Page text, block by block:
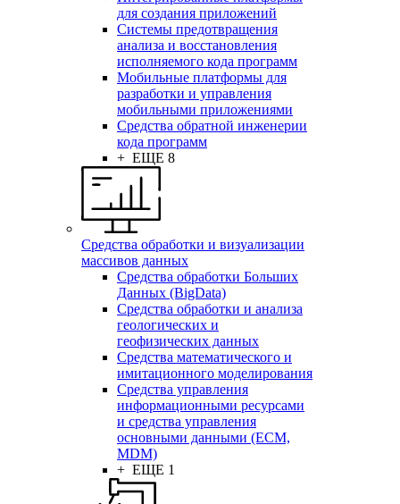
для создания приложений
Системы предотвращения
анализа и восстановления
исполняемого кода программ
Мобильные платформы для
разработки и управления
мобильными приложениями
Средства обратной инженерии
кода программ
+ ЕЩЕ 8
Средства обработки и визуализации
массивов данных
Средства обработки Больших
Данных (BigData)
Средства обработки и анализа
геологических и
геофизических данных
Средства математического и
имитационного моделирования
Средства управления
информационными ресурсами
и средства управления
основными данными (ECM,
MDM)
+ ЕЩЕ 1